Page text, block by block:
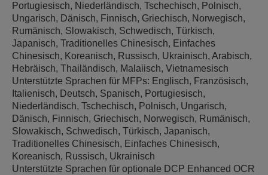
Portugiesisch, Niederländisch, Tschechisch, Polnisch,
Ungarisch, Dänisch, Finnisch, Griechisch, Norwegisch,
Rumänisch, Slowakisch, Schwedisch, Türkisch,
Japanisch, Traditionelles Chinesisch, Einfaches
Chinesisch, Koreanisch, Russisch, Ukrainisch, Arabisch,
Hebräisch, Thailändisch, Malaiisch, Vietnamesisch
Unterstützte Sprachen für MFPs: Englisch, Französisch,
Italienisch, Deutsch, Spanisch, Portugiesisch,
Niederländisch, Tschechisch, Polnisch, Ungarisch,
Dänisch, Finnisch, Griechisch, Norwegisch, Rumänisch,
Slowakisch, Schwedisch, Türkisch, Japanisch,
Traditionelles Chinesisch, Einfaches Chinesisch,
Koreanisch, Russisch, Ukrainisch
Unterstützte Sprachen für optionale DCP Enhanced OCR